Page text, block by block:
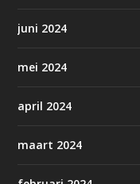
juni 2024
mei 2024
april 2024
maart 2024